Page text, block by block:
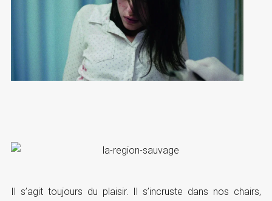
Il s’agit toujours du plaisir. Il s’incruste dans nos chairs,